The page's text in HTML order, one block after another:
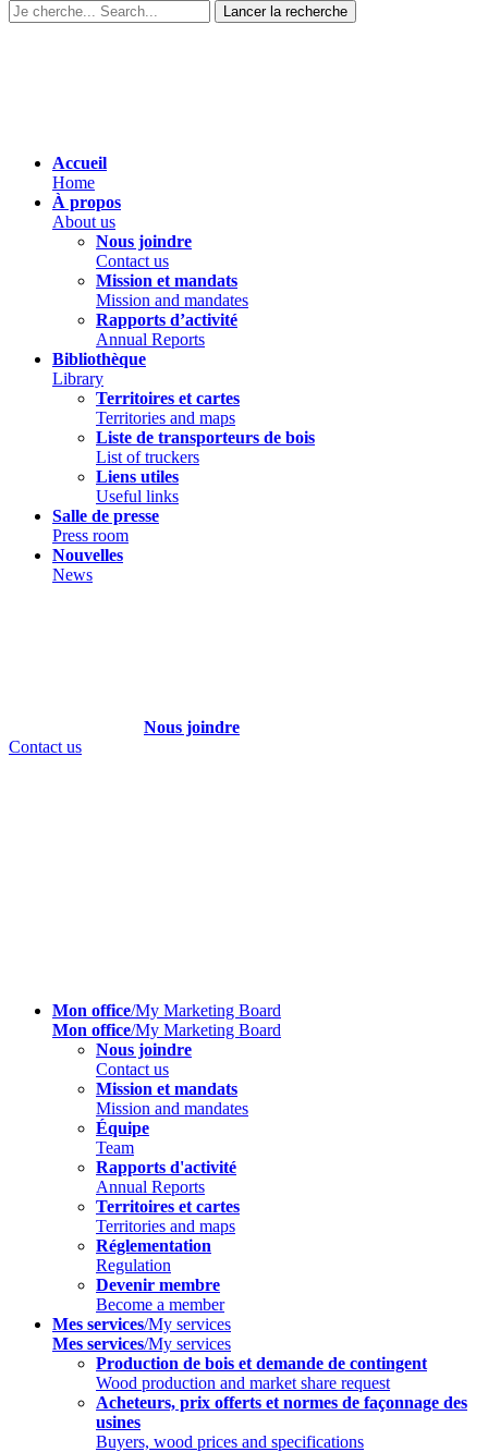
Accueil
Home
À propos
About us
Nous joindre
Contact us
Mission et mandats
Mission and mandates
Rapports d’activité
Annual Reports
Bibliothèque
Library
Territoires et cartes
Territories and maps
Liste de transporteurs de bois
List of truckers
Liens utiles
Useful links
Salle de presse
Press room
Nouvelles
News
Nous joindre
Contact us
Mon office/My Marketing Board
Mon office/My Marketing Board
Nous joindre
Contact us
Mission et mandats
Mission and mandates
Équipe
Team
Rapports d'activité
Annual Reports
Territoires et cartes
Territories and maps
Réglementation
Regulation
Devenir membre
Become a member
Mes services/My services
Mes services/My services
Production de bois et demande de contingent
Wood production and market share request
Acheteurs, prix offerts et normes de façonnage des
usines
Buyers, wood prices and specifications